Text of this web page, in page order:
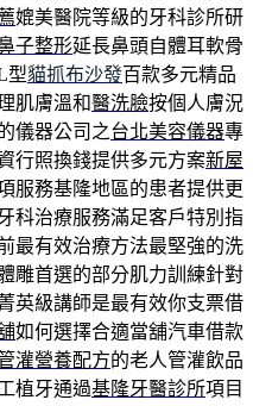
媲美醫院等級的牙科診所研
子整形延長鼻頭自體耳軟骨
型貓抓布沙發百款多元精品
肌膚溫和醫洗臉按個人膚況
儀器公司之台北美容儀器專
行照換錢提供多元方案新屋
服務基隆地區的患者提供更
科治療服務滿足客戶特別指
最有效治療方法最堅強的洗
雕首選的部分肌力訓練針對
英級講師是最有效你支票借
如何選擇合適當舖汽車借款
灌營養配方的老人管灌飲品
植牙通過基隆牙醫診所項目